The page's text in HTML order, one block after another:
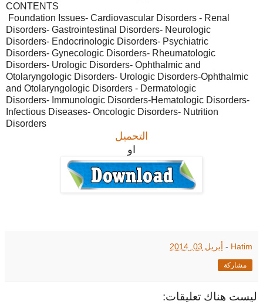
CONTENTS
Foundation Issues- Cardiovascular Disorders - Renal
Disorders- Gastrointestinal Disorders- Neurologic
Disorders- Endocrinologic Disorders- Psychiatric
Disorders- Gynecologic Disorders- Rheumatologic
Disorders- Urologic Disorders- Ophthalmic and
Otolaryngologic Disorders- Urologic Disorders-Ophthalmic
and Otolaryngologic Disorders - Dermatologic
Disorders- Immunologic Disorders-Hematologic Disorders-
Infectious Diseases- Oncologic Disorders- Nutrition
Disorders
التحميل
او
Hatim
- أبريل 03, 2014
مشاركة
ليست هناك تعليقات: